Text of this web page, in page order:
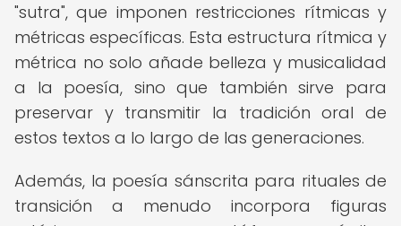
"sutra", que imponen restricciones rítmicas y
métricas específicas. Esta estructura rítmica y
métrica no solo añade belleza y musicalidad
a la poesía, sino que también sirve para
preservar y transmitir la tradición oral de
estos textos a lo largo de las generaciones.
Además, la poesía sánscrita para rituales de
transición a menudo incorpora figuras